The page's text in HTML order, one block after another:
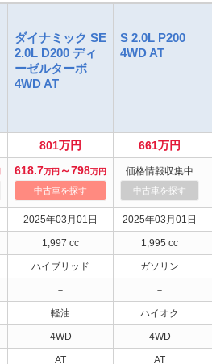
ダイナミック SE
2.0L D200 ディ
ーゼルターボ
4WD AT
S 2.0L P200
4WD AT
801万円 661万円
618.7万円 ～798万円
中古車を探す
価格情報収集中
中古車を探す
2025年03月01日 2025年03月01日
1,997 cc 1,995 cc
ハイブリッド ガソリン
－ －
軽油 ハイオク
4WD 4WD
AT AT